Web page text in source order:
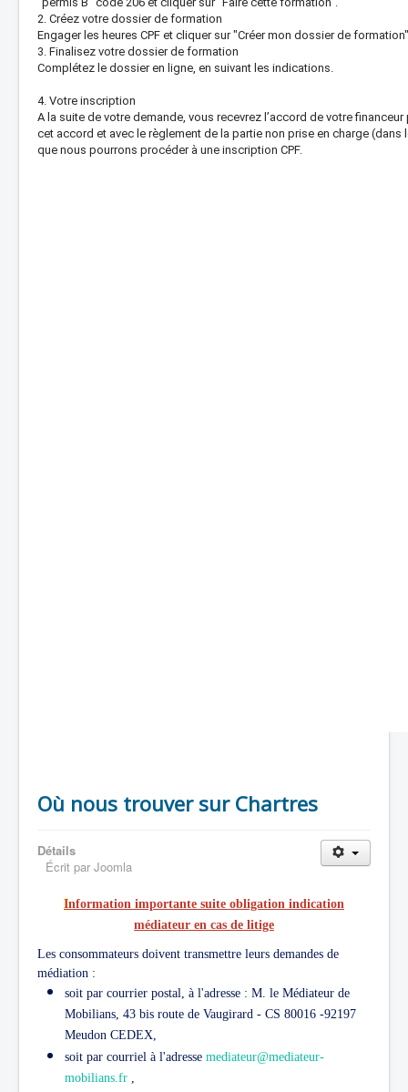
2. Créez votre dossier de formation
Engager les heures CPF et cliquer sur "Créer mon dossier de
3. Finalisez votre dossier de formation
Complétez le dossier en ligne, en suivant les indications.
4. Votre inscription
A la suite de votre demande, vous recevrez l’accord de votre
cet accord et avec le règlement de la partie non prise en charge
que nous pourrons procéder à une inscription CPF.
Où nous trouver sur Chartres
Détails
Écrit par Joomla
Information importante suite obligation indication
médiateur en cas de litige
Les consommateurs doivent transmettre leurs demandes de
médiation :
soit par courrier postal, à l'adresse : M. le Médiateur de
Mobilians, 43 bis route de Vaugirard - CS 80016 -92197
Meudon CEDEX,
soit par courriel à l'adresse mediateur@mediateur-
mobilians.fr